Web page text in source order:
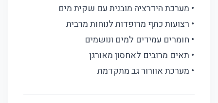
• מערכת הידרציה מובנית עם שקית מים
• רצועות כתף מרופדות לנוחות מרבית
• חומרים עמידים למים ונושמים
• תאים מרובים לאחסון מאורגן
• מערכת אוורור גב מתקדמת